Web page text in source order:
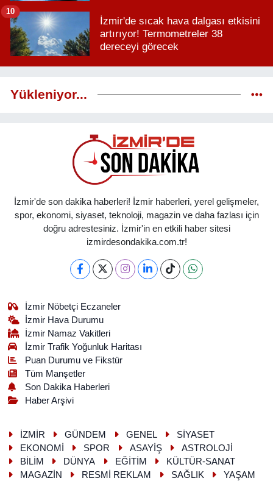
İzmir'de sıcak hava dalgası etkisini
artırıyor! Termometreler 38
dereceyi görecek
10
Yükleniyor...
İzmir'de son dakika haberleri! İzmir haberleri, yerel gelişmeler,
spor, ekonomi, siyaset, teknoloji, magazin ve daha fazlası için
doğru adrestesiniz. İzmir'in en etkili haber sitesi
izmirdesondakika.com.tr!
İzmir Nöbetçi Eczaneler
İzmir Hava Durumu
İzmir Namaz Vakitleri
İzmir Trafik Yoğunluk Haritası
Puan Durumu ve Fikstür
Tüm Manşetler
Son Dakika Haberleri
Haber Arşivi
İZMİR GÜNDEM GENEL
SİYASET
EKONOMİ
SPOR ASAYİŞ
ASTROLOJİ
BİLİM
DÜNYA EĞİTİM
KÜLTÜR-SANAT
MAGAZİN
RESMİ REKLAM SAĞLIK YAŞAM